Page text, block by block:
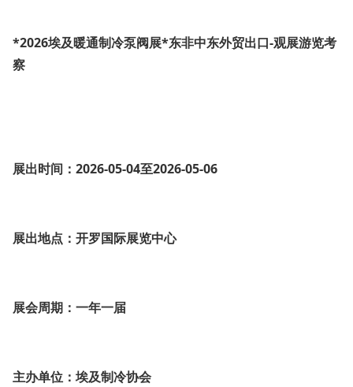
*2026埃及暖通制冷泵阀展*东非中东外贸出口-观展游览考
察
展出时间：2026-05-04至2026-05-06
展出地点：开罗国际展览中心
展会周期：一年一届
主办单位：埃及制冷协会